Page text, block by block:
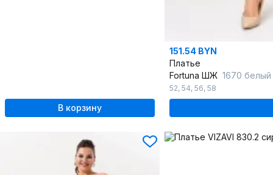
В корзину
151.54 BYN
Платье
Fortuna ШЖ 1670 белый
52, 54, 56, 58